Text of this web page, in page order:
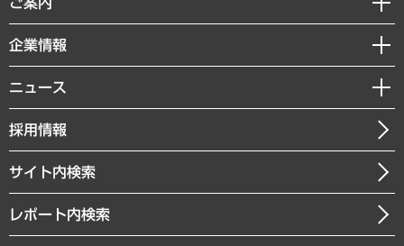
デジタルイノベーション
共生・ダイバーシティ
GRC（ガバナンス・リスク・コンプライアンス）・防災（政策）
経済・産業・雇用・労働
まちづくり・観光・交通・スポーツ・スマートシティ
自然資源・農林水産業・食料システム
レポート
コラム
経営用語集
受託・受注実績（官公庁関連）
メディア掲載・出演
セミナー・イベント情報
MUFGビジネスセミナー
受託案件情報
企業情報
私たちの想い
社長メッセージ
会社概要
沿革
組織図・本部部室紹介
ニュース
ニュースリリース
お知らせ
採用情報
サイト内検索
レポート内検索